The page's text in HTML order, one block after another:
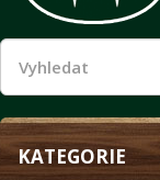
KATEGORIE